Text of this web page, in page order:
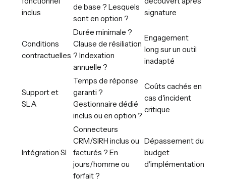
inclus
de base ? Lesquels
sont en option ?
signature
Conditions
contractuelles
Durée minimale ?
Clause de résiliation
? Indexation
annuelle ?
Engagement
long sur un outil
inadapté
Support et
SLA
Temps de réponse
garanti ?
Gestionnaire dédié
inclus ou en option ?
Coûts cachés en
cas d'incident
critique
Intégration SI
Connecteurs
CRM/SIRH inclus ou
facturés ? En
jours/homme ou
forfait ?
Dépassement du
budget
d'implémentation